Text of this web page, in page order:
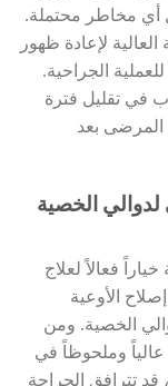
أي مخاطر محتملة.
لإعادة ظهور
الجراحية.
في تقليل فترة
المرضى بعد
الخصية
فعالاً لعلاج
الأوعية
الخصية. ومن
عالياً وملحوظاً في
تترافق الجراحة